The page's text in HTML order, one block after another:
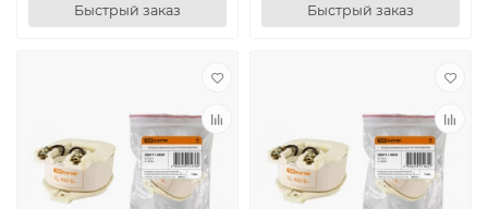
Быстрый заказ Быстрый заказ